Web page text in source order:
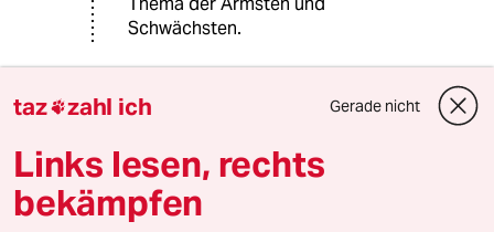
Schwächsten.
meistkommentiert
1 Krise der Demokratie
AfD-Wählen als Triebabfuhr
taz zahl ich Gerade nicht
Links lesen, rechts
bekämpfen